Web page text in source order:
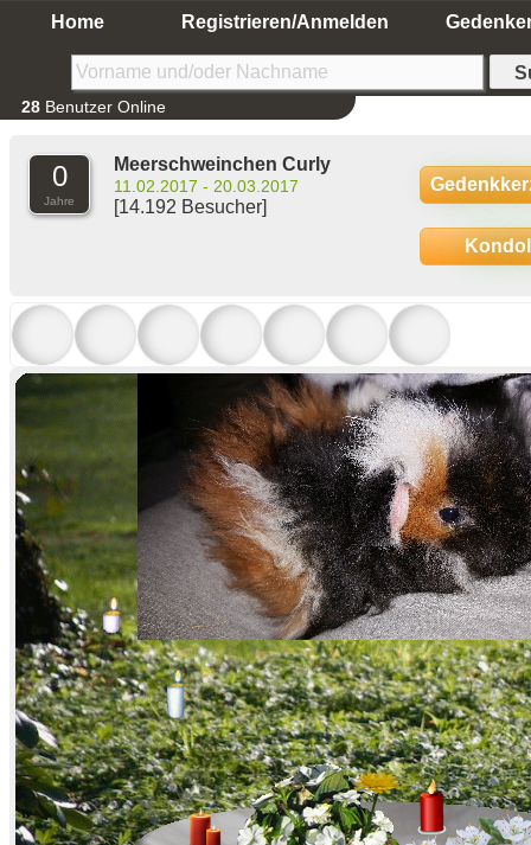
Home Registrieren/Anmelden
28 Benutzer Online
0
Jahre
Meerschweinchen Curly
11.02.2017 - 20.03.2017
[14.192 Besucher]